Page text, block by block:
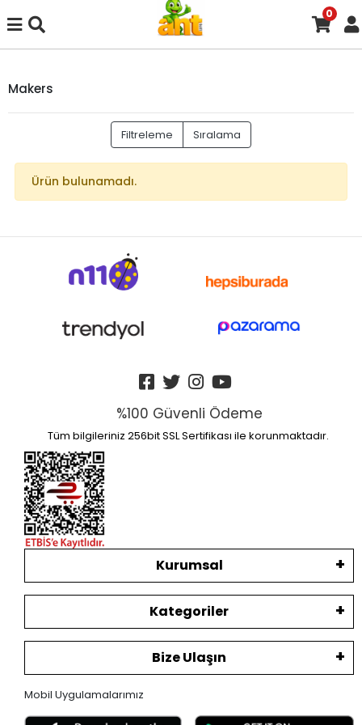
0
Makers
Filtreleme Sıralama
Ürün bulunamadı.
%100 Güvenli Ödeme
Tüm bilgileriniz 256bit SSL Sertifikası ile korunmaktadır.
Kurumsal
Kategoriler
Bize Ulaşın
Mobil Uygulamalarımız